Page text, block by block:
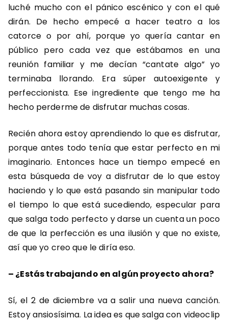
luché mucho con el pánico escénico y con el qué
dirán. De hecho empecé a hacer teatro a los
catorce o por ahí, porque yo quería cantar en
público pero cada vez que estábamos en una
reunión familiar y me decían “cantate algo” yo
terminaba llorando. Era súper autoexigente y
perfeccionista. Ese ingrediente que tengo me ha
hecho perderme de disfrutar muchas cosas.
Recién ahora estoy aprendiendo lo que es disfrutar,
porque antes todo tenía que estar perfecto en mi
imaginario. Entonces hace un tiempo empecé en
esta búsqueda de voy a disfrutar de lo que estoy
haciendo y lo que está pasando sin manipular todo
el tiempo lo que está sucediendo, especular para
que salga todo perfecto y darse un cuenta un poco
de que la perfección es una ilusión y que no existe,
así que yo creo que le diría eso.
– ¿Estás trabajando en algún proyecto ahora?
Sí, el 2 de diciembre va a salir una nueva canción.
Estoy ansiosísima. La idea es que salga con videoclip